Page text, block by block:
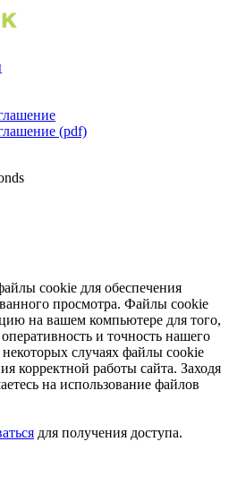
cookie для обеспечения
просмотра. Файлы cookie
на вашем компьютере для того,
и точность нашего
случаях файлы cookie
корректной работы сайта. Заходя
на использование файлов